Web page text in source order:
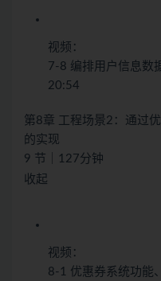
视频：
7-8 编排用户信息数
20:54
第8章 工程场景2：通过
的实现
9 节｜127分钟
收起
视频：
8-1 优惠券系统功能